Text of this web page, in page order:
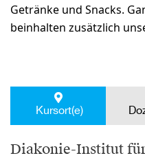
Getränke und Snacks.
beinhalten zusätzlich
Kursort(e)
Diakonie-Institut